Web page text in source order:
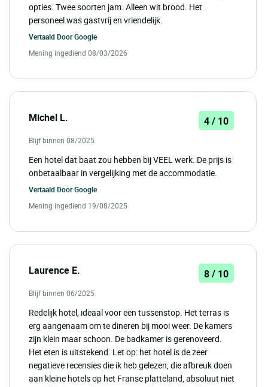
opties. Twee soorten jam. Alleen wit brood. Het
personeel was gastvrij en vriendelijk.
Vertaald DoorGoogle
Mening ingediend 08/03/2026
Michel L. 4 / 10
Blijf binnen 08/2025
Een hotel dat baat zou hebben bij VEEL werk. De prijs is
onbetaalbaar in vergelijking met de accommodatie.
Vertaald DoorGoogle
Mening ingediend 19/08/2025
Laurence E. 8 / 10
Blijf binnen 06/2025
Redelijk hotel, ideaal voor een tussenstop. Het terras is
erg aangenaam om te dineren bij mooi weer. De kamers
zijn klein maar schoon. De badkamer is gerenoveerd.
Het eten is uitstekend. Let op: het hotel is de zeer
negatieve recensies die ik heb gelezen, die afbreuk doen
aan kleine hotels op het Franse platteland, absoluut niet